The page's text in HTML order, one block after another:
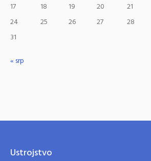
17
18 19 20 21
24
25 26 27 28
31
« srp
Ustrojstvo